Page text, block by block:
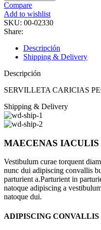
Compare
Add to wishlist
SKU: 00-02330
Share:
Descripción
Shipping & Delivery
Descripción
SERVILLETA CARICIAS
Shipping & Delivery
MAECENAS IACULIS
Vestibulum curae torquent
nunc dui adipiscing convallis
parturient a.Parturient in
natoque adipiscing a
natoque dui.
ADIPISCING